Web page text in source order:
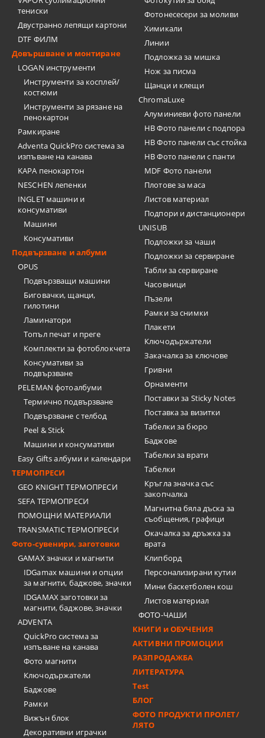
тениски
Двустранно лепящи картони
DTF ФИЛМ
Довършване и монтиране
LOGAN инструменти
Инструменти за косплей/
костюми
Инструменти за рязане на
пенокартон
Рамкиране
Adventa QuickPro система за
изпъване на канава
KAPA пенокартон
NESCHEN лепенки
INGLET машини и
консумативи
Машини
Консумативи
Подвързване и албуми
OPUS
Подвързващи машини
Биговачки, щанци,
гилотини
Ламинатори
Топъл печат и преге
Комплекти за фотоблокчета
Консумативи за
подвързване
PELEMAN фотоалбуми
Термично подвързване
Подвързване с телбод
Peel & Stick
Машини и консумативи
Easy Gifts албуми и календари
ТЕРМОПРЕСИ
GEO KNIGHT ТЕРМОПРЕСИ
SEFA ТЕРМОПРЕСИ
ПОМОЩНИ МАТЕРИАЛИ
TRANSMATIC ТЕРМОПРЕСИ
Фото-сувенири, заготовки
GAMAX значки и магнити
IDGamax машини и опции
за магнити, баджове, значки
IDGAMAX заготовки за
магнити, баджове, значки
ADVENTA
QuickPro система за
изпъване на канава
Фото магнити
Ключодържатели
Баджове
Рамки
Вижън блок
Декоративни играчки
Фотонесесери за моливи
Химикали
Линии
Подложка за мишка
Нож за писма
Щанци и клещи
ChromaLuxe
Алуминиеви фото панели
HB Фото панели с подпора
HB Фото панели със стойка
HB Фото панели с панти
MDF Фото панели
Плотове за маса
Листов материал
Подпори и дистанционери
UNISUB
Подложки за чаши
Подложки за сервиране
Табли за сервиране
Часовници
Пъзели
Рамки за снимки
Плакети
Ключодържатели
Закачалка за ключове
Гривни
Орнаменти
Поставки за Sticky Notes
Поставка за визитки
Tабелки за бюро
Баджове
Табелки за врати
Табелки
Кръгла значка със
закопчалка
Магнитна бяла дъска за
съобщения, графици
Окачалка за дръжка за
врата
Клипборд
Персонализирани кутии
Мини баскетболен кош
Листов материал
ФОТО-ЧАШИ
КНИГИ и ОБУЧЕНИЯ
АКТИВНИ ПРОМОЦИИ
РАЗПРОДАЖБА
ЛИТЕРАТУРА
Test
БЛОГ
ФОТО ПРОДУКТИ ПРОЛЕТ/
ЛЯТО